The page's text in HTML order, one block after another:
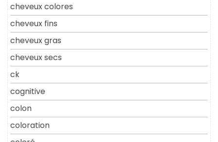
cheveux colores
cheveux fins
cheveux gras
cheveux secs
ck
cognitive
colon
coloration